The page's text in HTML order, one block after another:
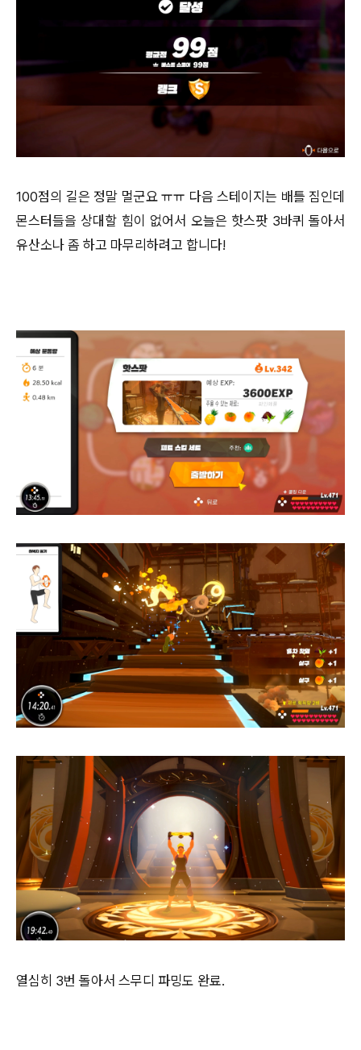
100점의 길은 정말 멀군요 ㅠㅠ 다음 스테이지는 배틀 짐인데
몬스터들을 상대할 힘이 없어서 오늘은 핫스팟 3바퀴 돌아서
유산소나 좀 하고 마무리하려고 합니다!
열심히 3번 돌아서 스무디 파밍도 완료.